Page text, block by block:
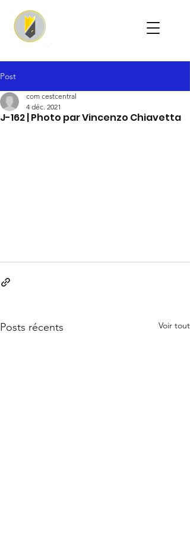
Post
J-162 | Photo par Vincenzo Chiavetta
com cestcentral
4 déc. 2021
Posts récents Voir tout